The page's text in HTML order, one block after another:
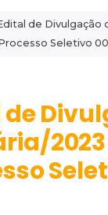
de
Seletivo
de